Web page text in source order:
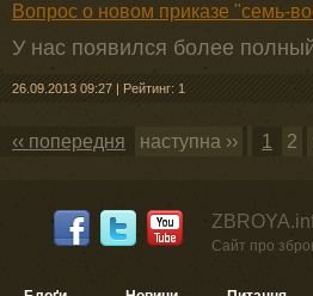
Вопрос о новом приказе "семь-
У нас появился более
26.09.2013 09:27 | Рейтинг: 1
‹‹ попередня наступна ›› 1 2
Сайт про